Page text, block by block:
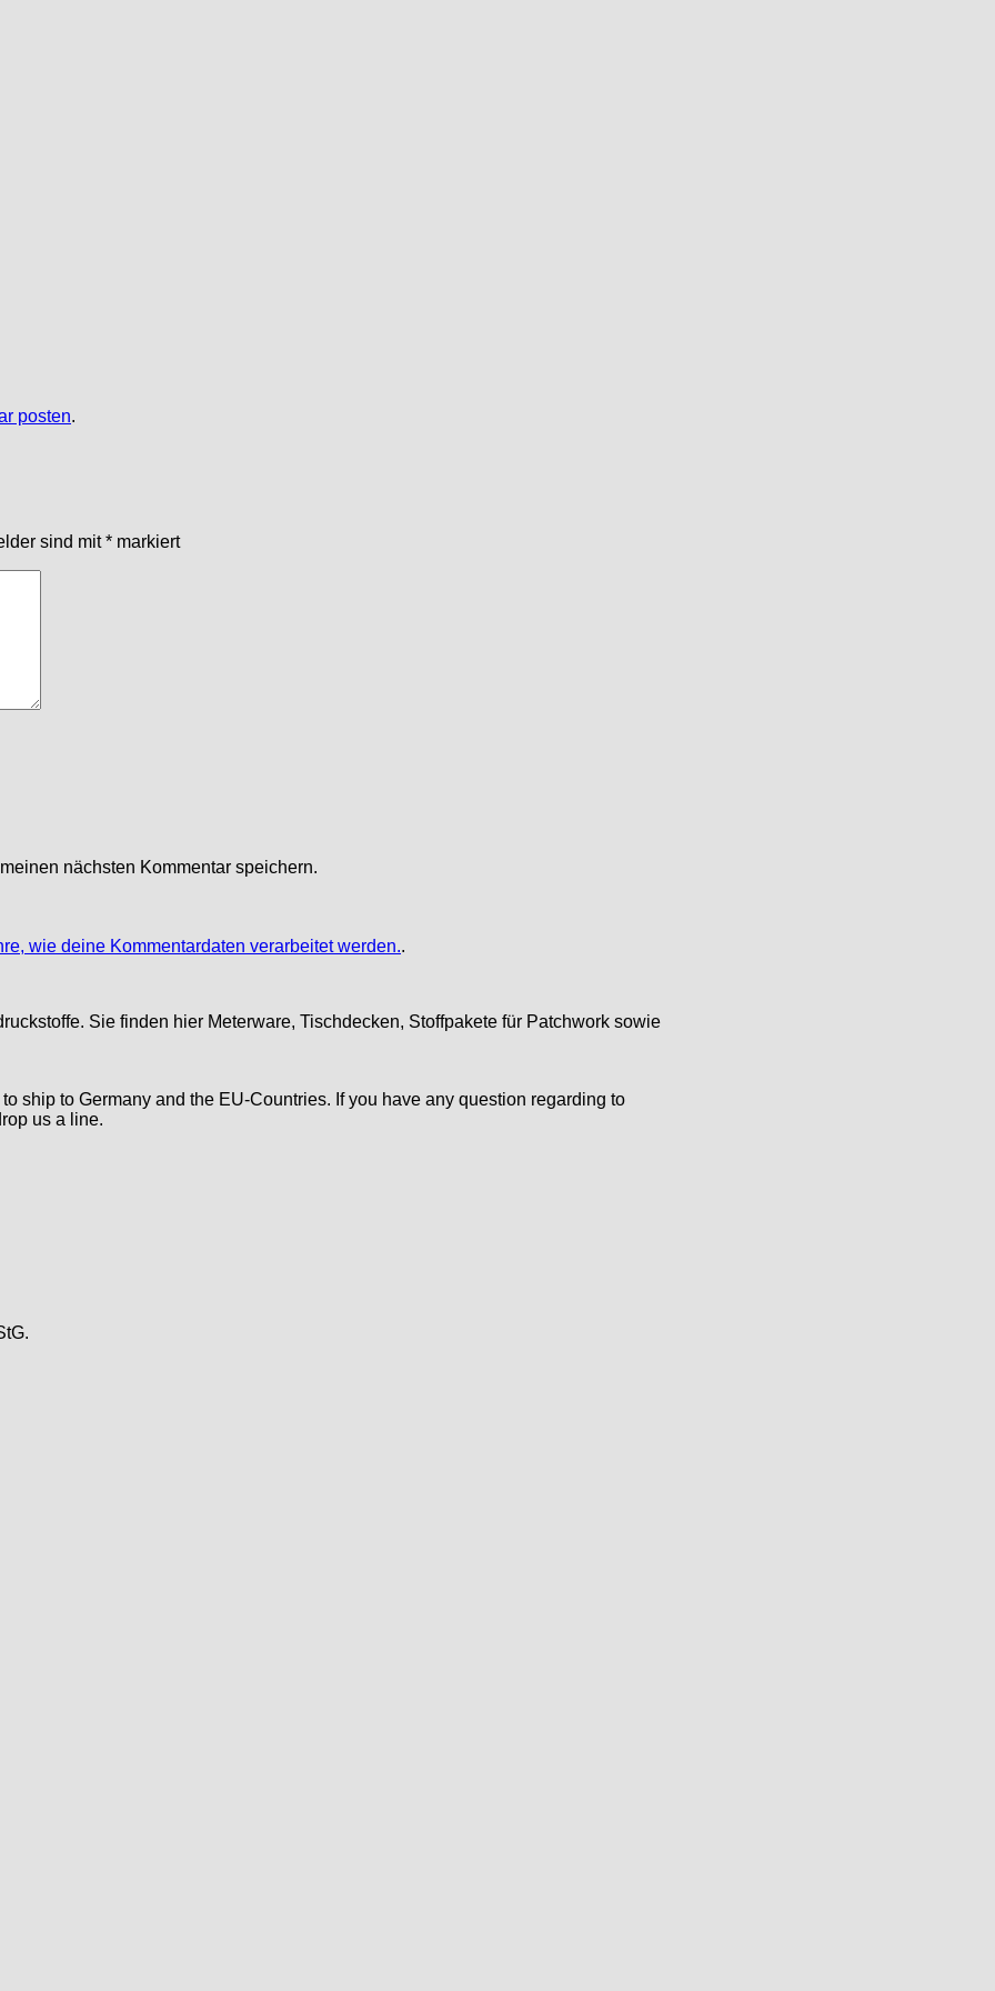
posten.
sind mit* markiert
nächsten Kommentar speichern.
wie deine Kommentardaten verarbeitet werden..
Sie finden hier Meterware, Tischdecken, Stoffpakete für Patchwork sowie
ship to Germany and the EU-Countries. If you have any question regarding to
us a line.